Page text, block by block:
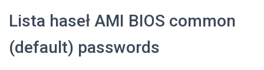
Lista haseł AMI BIOS common
(default) passwords